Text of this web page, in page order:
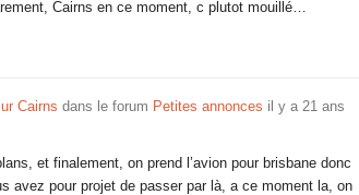
Cairns en ce moment, c plutot mouillé…
Cairns dans le forum Petites annonces il y a 21 ans
et finalement, on prend l’avion pour brisbane donc
avez pour projet de passer par là, a ce moment la, on